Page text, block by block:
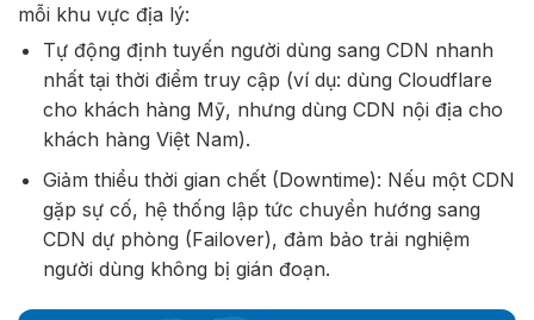
mỗi khu vực địa lý:
Tự động định tuyến người dùng sang CDN nhanh
nhất tại thời điểm truy cập (ví dụ: dùng Cloudflare
cho khách hàng Mỹ, nhưng dùng CDN nội địa cho
khách hàng Việt Nam).
Giảm thiểu thời gian chết (Downtime): Nếu một CDN
gặp sự cố, hệ thống lập tức chuyển hướng sang
CDN dự phòng (Failover), đảm bảo trải nghiệm
người dùng không bị gián đoạn.